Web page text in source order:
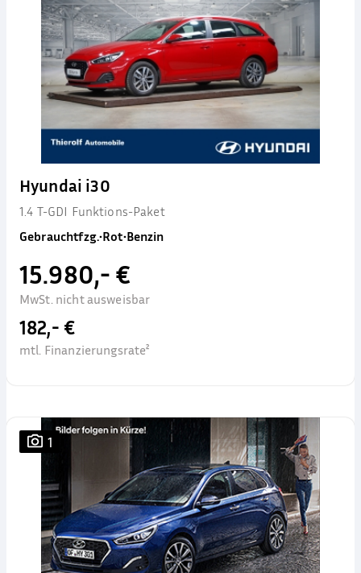
Hyundai i30
1.4 T-GDI Funktions-Paket
Gebrauchtfzg.•Rot•Benzin
15.980,- €
MwSt. nicht ausweisbar
182,- €
mtl. Finanzierungsrate²
1